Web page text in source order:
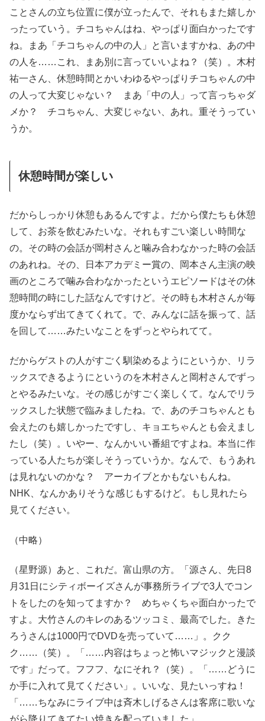
ことさんの立ち位置に僕が立ったんで、それもまた嬉しか
ったっていう。チコちゃんはね、やっぱり面白かったです
ね。まあ「チコちゃんの中の人」と言いますかね、あの中
の人を……これ、まあ別に言っていいよね？（笑）。木村
祐一さん、休憩時間とかいわゆるやっぱりチコちゃんの中
の人って大変じゃない？ まあ「中の人」って言っちゃダ
メか？ チコちゃん、大変じゃない、あれ。重そうってい
うか。
休憩時間が楽しい
だからしっかり休憩もあるんですよ。だから僕たちも休憩
して、お茶を飲むみたいな。それもすごい楽しい時間な
の。その時の会話が岡村さんと噛み合わなかった時の会話
のあれね。その、日本アカデミー賞の、岡本さん主演の映
画のところで噛み合わなかったというエピソードはその休
憩時間の時にした話なんですけど。その時も木村さんが毎
度かならず出てきてくれて。で、みんなに話を振って、話
を回して……みたいなことをずっとやられてて。
だからゲストの人がすごく馴染めるようにというか、リラ
ックスできるようにというのを木村さんと岡村さんでずっ
とやるみたいな。その感じがすごく楽しくて。なんでリラ
ックスした状態で臨みましたね。で、あのチコちゃんとも
会えたのも嬉しかったですし、キョエちゃんとも会えまし
たし（笑）。いやー、なんかいい番組ですよね。本当に作
っている人たちが楽しそうっていうか。なんで、もうあれ
は見れないのかな？ アーカイブとかもないもんね。
NHK、なんかありそうな感じもするけど。もし見れたら
見てください。
（中略）
（星野源）あと、これだ。富山県の方。「源さん、先日8
月31日にシティボーイズさんが事務所ライブで3人でコン
トをしたのを知ってますか？ めちゃくちゃ面白かったで
すよ。大竹さんのキレのあるツッコミ、最高でした。きた
ろうさんは1000円でDVDを売っていて……」。クク
ク……（笑）。「……内容はちょっと怖いマジックと漫談
です」だって。フフフ、なにそれ？（笑）。「……どうに
か手に入れて見てください」。いいな、見たいっすね！
「……ちなみにライブ中は斉木しげるさんは客席に歌いな